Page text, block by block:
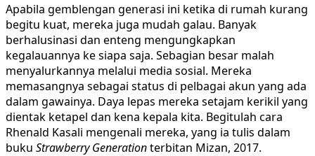
Apabila gemblengan generasi ini ketika di rumah kurang
begitu kuat, mereka juga mudah galau. Banyak
berhalusinasi dan enteng mengungkapkan
kegalauannya ke siapa saja. Sebagian besar malah
menyalurkannya melalui media sosial. Mereka
memasangnya sebagai status di pelbagai akun yang ada
dalam gawainya. Daya lepas mereka setajam kerikil yang
dientak ketapel dan kena kepala kita. Begitulah cara
Rhenald Kasali mengenali mereka, yang ia tulis dalam
buku Strawberry Generationterbitan Mizan, 2017.